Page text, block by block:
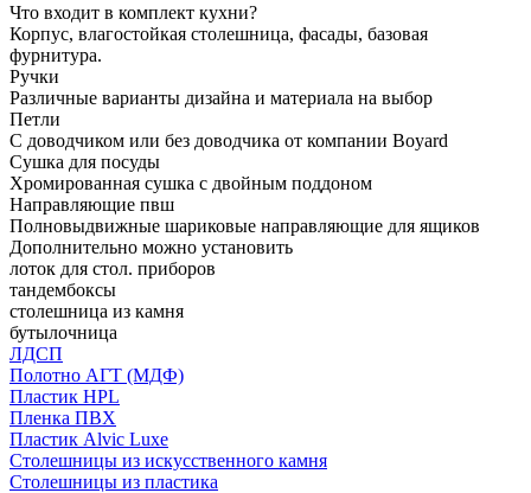
Что входит в комплект кухни?
Корпус, влагостойкая столешница, фасады, базовая
фурнитура.
Ручки
Различные варианты дизайна и материала на выбор
Петли
С доводчиком или без доводчика от компании Boyard
Сушка для посуды
Хромированная сушка с двойным поддоном
Направляющие пвш
Полновыдвижные шариковые направляющие для ящиков
Дополнительно можно установить
лоток для стол. приборов
тандембоксы
столешница из камня
бутылочница
ЛДСП
Полотно АГТ (МДФ)
Пластик HPL
Пленка ПВХ
Пластик Alvic Luxe
Столешницы из искусственного камня
Столешницы из пластика